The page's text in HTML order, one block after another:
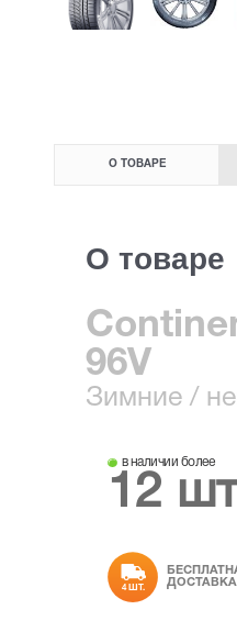
О ТОВАРЕ
О товаре
96V
Зимние /
в наличии более
12
4 ШТ.
ДОСТАВКА